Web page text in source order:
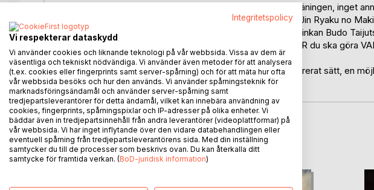
Den här övningsboken är till för dig som ett hjälpmedel i träningen, inget
koppling till boken Bujinkan Shinden Kihon Gatan, Ten Chi Jin Ryaku no
övningsformerna som du behöver öva på när du tränar Bujinkan Budo
behöver jobba med, inte HUR. Din instruktör beskriver HUR du ska göra
Den här boken hjälper dig att föra noteringar på ett strukturerat sätt, en
din träning.
ANDRA TITLAR HOSBoD
Integritetspolicy
Vi respekterar dataskydd
Vi använder cookies och liknande teknologi på vår webbsida. Vissa av dem är
väsentliga och tekniskt nödvändiga. Vi använder även metoder för att analysera
(t.ex. cookies eller fingerprints samt server-spårning) och för att mäta hur ofta
vår webbsida besöks och hur den används. Vi använder spårningsteknik för
marknadsföringsändamål och använder server-spårning samt
tredjepartsleverantörer för detta ändamål, vilket kan innebära användning av
cookies, fingerprints, spårningspixlar och IP-adresser på olika enheter. Vi
bäddar även in tredjepartsinnehåll från andra leverantörer (videoplattformar) på
vår webbsida. Vi har inget inflytande över den vidare databehandlingen eller
eventuell spårning från tredjepartsleverantörens sida. Med din inställning
samtycker du till de processer som beskrivs ovan. Du kan återkalla ditt
samtycke för framtida verkan. (BoD-juridisk information)